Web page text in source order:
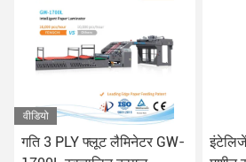
वीडियो
गति 3 PLY फ्लूट लैमिनेटर GW-